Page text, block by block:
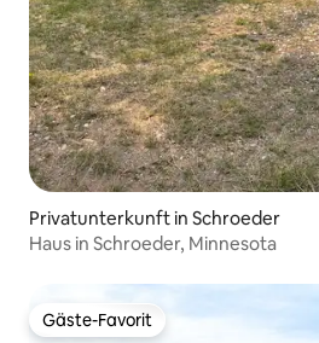
Privatunterkunft in Schroeder
Haus in Schroeder, Minnesota
Gäste-Favorit
Gäste-Favorit